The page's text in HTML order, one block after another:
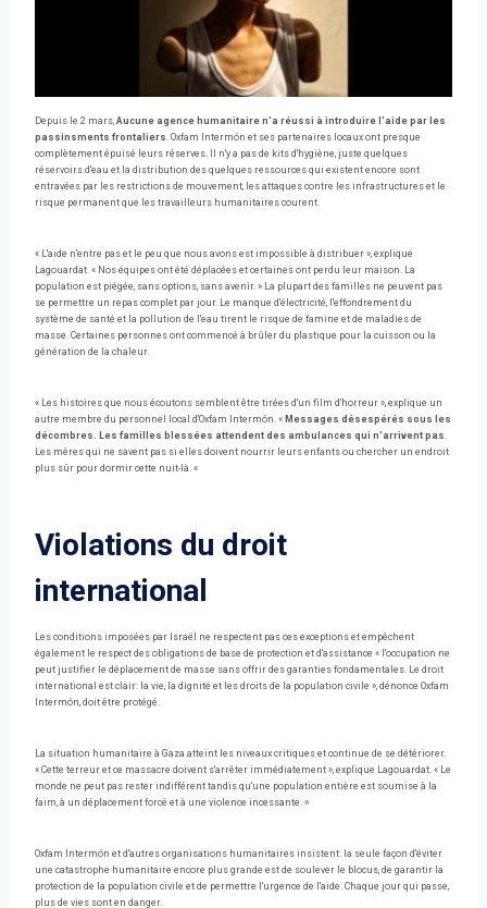
Depuis le 2 mars, Aucune agence humanitaire n'a réussi à introduire l'aide par les
passinsments frontaliers . Oxfam Intermón et ses partenaires locaux ont presque
complètement épuisé leurs réserves. Il n'y a pas de kits d'hygiène, juste quelques
réservoirs d'eau et la distribution des quelques ressources qui existent encore sont
entravées par les restrictions de mouvement, les attaques contre les infrastructures et le
risque permanent que les travailleurs humanitaires courent.
« L'aide n'entre pas et le peu que nous avons est impossible à distribuer », explique
Lagouardat. « Nos équipes ont été déplacées et certaines ont perdu leur maison. La
population est piégée, sans options, sans avenir. » La plupart des familles ne peuvent pas
se permettre un repas complet par jour. Le manque d'électricité, l'effondrement du
système de santé et la pollution de l'eau tirent le risque de famine et de maladies de
masse. Certaines personnes ont commencé à brûler du plastique pour la cuisson ou la
génération de la chaleur.
« Les histoires que nous écoutons semblent être tirées d'un film d'horreur », explique un
autre membre du personnel local d'Oxfam Intermón. « Messages désespérés sous les
décombres. Les familles blessées attendent des ambulances qui n'arrivent pas
Les mères qui ne savent pas si elles doivent nourrir leurs enfants ou chercher un endroit
plus sûr pour dormir cette nuit-là. «
Violations du droit
international
Les conditions imposées par Israël ne respectent pas ces exceptions et empêchent
également le respect des obligations de base de protection et d'assistance « l'occupation ne
peut justifier le déplacement de masse sans offrir des garanties fondamentales. Le droit
international est clair: la vie, la dignité et les droits de la population civile », dénonce Oxfam
Intermón, doit être protégé.
La situation humanitaire à Gaza atteint les niveaux critiques et continue de se détériorer.
« Cette terreur et ce massacre doivent s'arrêter immédiatement », explique Lagouardat. « Le
monde ne peut pas rester indifférent tandis qu'une population entière est soumise à la
faim, à un déplacement forcé et à une violence incessante. »
Oxfam Intermón et d'autres organisations humanitaires insistent: la seule façon d'éviter
une catastrophe humanitaire encore plus grande est de soulever le blocus, de garantir la
protection de la population civile et de permettre l'urgence de l'aide. Chaque jour qui passe,
plus de vies sont en danger.